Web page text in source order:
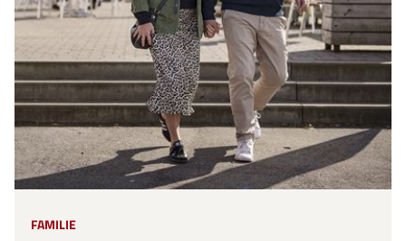
FAMILIE